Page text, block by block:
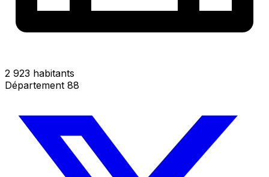
2 923 habitants
Département 88